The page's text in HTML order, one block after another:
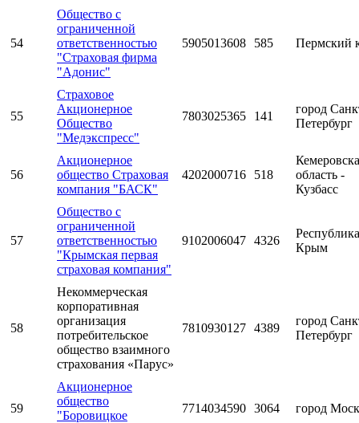
54
Общество с
ограниченной
ответственностью
"Страховая фирма
"Адонис"
5905013608 585 Пермский
55
Страховое
Акционерное
Общество
"Медэкспресс"
7803025365 141
город
Петербург
56
Акционерное
общество Страховая
компания "БАСК"
4202000716 518
область -
Кузбасс
57
Общество с
ограниченной
ответственностью
"Крымская первая
страховая компания"
9102006047 4326
Республика
Крым
58
Некоммерческая
корпоративная
организация
потребительское
общество взаимного
страхования «Парус»
7810930127 4389
город
Петербург
59
Акционерное
общество
"Боровицкое
7714034590 3064 город